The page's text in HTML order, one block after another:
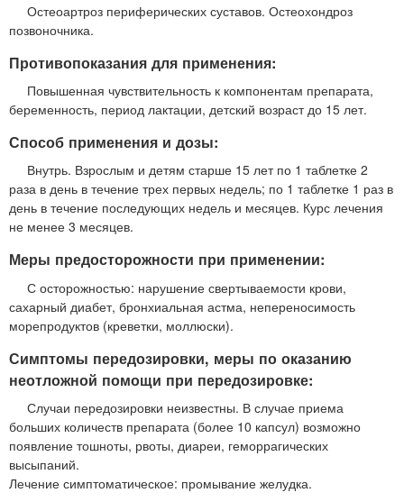
Остеоартроз периферических суставов. Остеохондроз
позвоночника.
Противопоказания для применения:
Повышенная чувствительность к компонентам препарата,
беременность, период лактации, детский возраст до 15 лет.
Способ применения и дозы:
Внутрь. Взрослым и детям старше 15 лет по 1 таблетке 2
раза в день в течение трех первых недель; по 1 таблетке 1 раз в
день в течение последующих недель и месяцев. Курс лечения
не менее 3 месяцев.
Меры предосторожности при применении:
С осторожностью: нарушение свертываемости крови,
сахарный диабет, бронхиальная астма, непереносимость
морепродуктов (креветки, моллюски).
Симптомы передозировки, меры по оказанию
неотложной помощи при передозировке:
Случаи передозировки неизвестны. В случае приема
больших количеств препарата (более 10 капсул) возможно
появление тошноты, рвоты, диареи, геморрагических
высыпаний.
Лечение симптоматическое: промывание желудка.